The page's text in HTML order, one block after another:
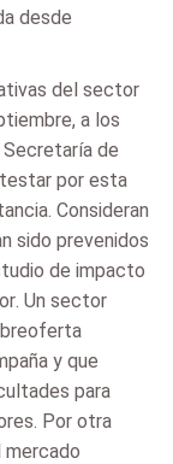
desde
del sector
a los
de
por esta
Consideran
sido prevenidos
de impacto
Un sector
y que
para
Por otra
mercado